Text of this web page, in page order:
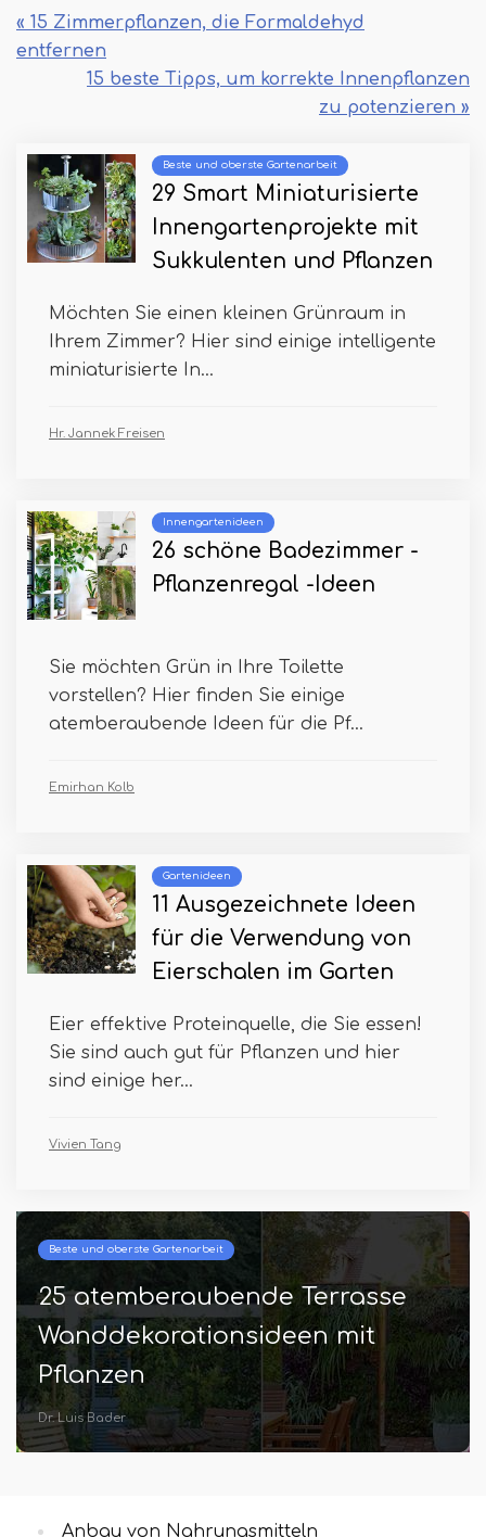
« 15 Zimmerpflanzen, die Formaldehyd
entfernen
15 beste Tipps, um korrekte Innenpflanzen
zu potenzieren »
Beste und oberste Gartenarbeit
29 Smart Miniaturisierte
Innengartenprojekte mit
Sukkulenten und Pflanzen
Möchten Sie einen kleinen Grünraum in
Ihrem Zimmer? Hier sind einige intelligente
miniaturisierte In...
Hr. Jannek Freisen
Innengartenideen
26 schöne Badezimmer -
Pflanzenregal -Ideen
Sie möchten Grün in Ihre Toilette
vorstellen? Hier finden Sie einige
atemberaubende Ideen für die Pf...
Emirhan Kolb
Gartenideen
11 Ausgezeichnete Ideen
für die Verwendung von
Eierschalen im Garten
Eier effektive Proteinquelle, die Sie essen!
Sie sind auch gut für Pflanzen und hier
sind einige her...
Vivien Tang
Beste und oberste Gartenarbeit
25 atemberaubende Terrasse
Wanddekorationsideen mit
Pflanzen
Dr. Luis Bader
Anbau von Nahrungsmitteln